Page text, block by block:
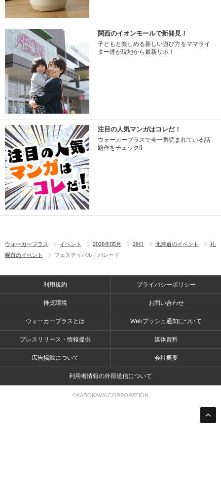
関西のイオンモールで新発見！
子どもと楽しめる新しい遊び方をママライ
ター達が現地から最新リポ！
注目の人気マンガはコレだ！
ウォーカープラスで今一番読まれている話
題作をチェック!!
ウォーカープラス イベント 2026年05月 29日 北海道のイベント
札
幌市のイベント
フェスティバル・パレード
利用規約 プライバシーポリシー
推奨環境 お問い合わせ
ウォーカープラスとは Webプッシュ通知について
プレスリリース・情報提供 媒体資料
広告掲載について 会社概要
利用者情報の外部送信について
©KADOKAWA CORPORATION